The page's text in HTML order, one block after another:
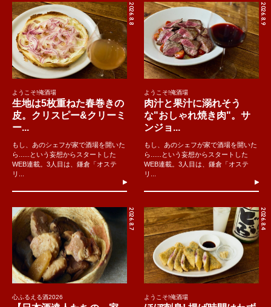
2026.8.8
ようこそ!俺酒場
生地は5枚重ねた春巻きの
皮。クリスピー&クリーミ
ー...
もし、あのシェフが家で酒場を開いた
ら......という妄想からスタートした
WEB連載。3人目は、鎌倉「オステ
リ...
2026.8.9
ようこそ!俺酒場
肉汁と果汁に溺れそう
な"おしゃれ焼き肉"。サ
ンジョ...
もし、あのシェフが家で酒場を開いた
ら......という妄想からスタートした
WEB連載。3人目は、鎌倉「オステ
リ...
2026.8.7
心ふるえる酒2026
2026.8.4
ようこそ!俺酒場